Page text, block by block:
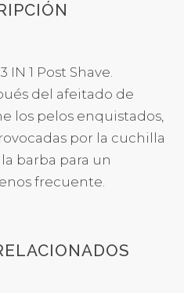
IN 1 Post Shave.
del afeitado de
los pelos enquistados,
por la cuchilla
barba para un
frecuente.